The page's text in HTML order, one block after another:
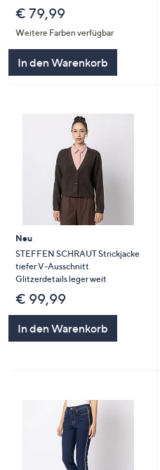
€ 79,99
Weitere Farben verfügbar
In den Warenkorb
Neu
STEFFEN SCHRAUT Strickjacke
tiefer V-Ausschnitt
Glitzerdetails leger weit
€ 99,99
In den Warenkorb